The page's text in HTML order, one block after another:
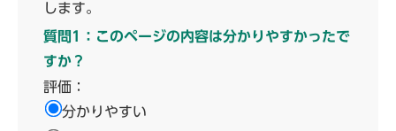
します。
質問1：このページの内容は分かりやすかったで
すか？
評価：
分かりやすい